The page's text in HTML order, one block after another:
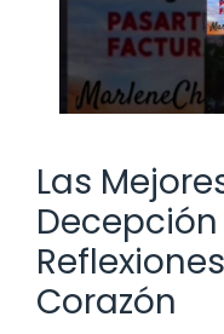
Las
Corazón